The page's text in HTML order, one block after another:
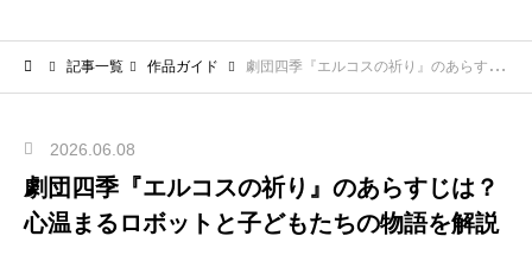
記事一覧 作品ガイド 劇団四季『エルコスの祈り』のあらすじは？心温まるロボットと子どもたちの物語を解説
2026.06.08
劇団四季『エルコスの祈り』のあらすじは？
心温まるロボットと子どもたちの物語を解説